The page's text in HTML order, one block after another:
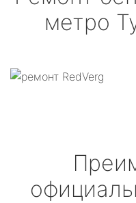
метро